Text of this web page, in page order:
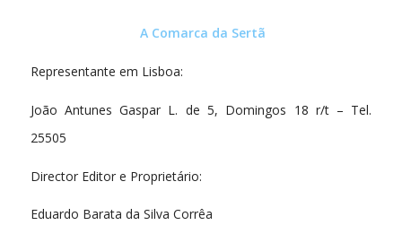
A Comarca da Sertã
Representante em Lisboa:
João Antunes Gaspar L. de 5, Domingos 18 r/t – Tel.
25505
Director Editor e Proprietário:
Eduardo Barata da Silva Corrêa